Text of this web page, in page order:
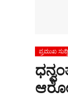
ಪ್ರಮುಖ ಸುದ್ದಿ